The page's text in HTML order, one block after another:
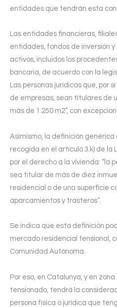
entidades que tendrán esta
Las entidades financieras,
entidades, fondos de inversión
activos, incluidos los
bancaria, de acuerdo con la
Las personas jurídicas que, por
de empresas, sean titulares de
más de 1.250 m2”, con
Asimismo, la definición
recogida en el artículo 3.k) de la
por el derecho a la vivienda: “la
sea titular de más de diez
residencial o de una superficie
aparcamientos y trasteros”.
Se indica que esta definición
mercado residencial tensional,
Comunidad Autónoma.
Por eso, en Catalunya, y en
tensionado, tendrá la
persona física o jurídica que